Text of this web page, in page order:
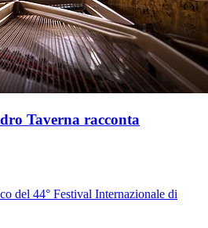
Taverna racconta
del 44° Festival Internazionale di